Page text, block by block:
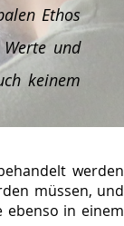
Ethos
und
keinem
werden
müssen, und
ebenso in einem